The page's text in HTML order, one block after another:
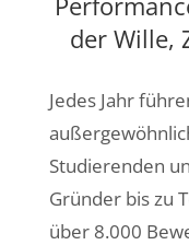
der Wille,
Jedes Jahr
Studierenden
Gründer bis zu
über 8.000